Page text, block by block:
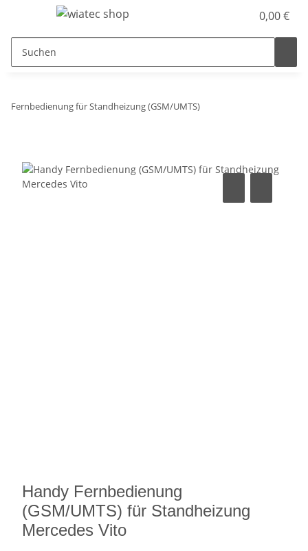
0,00 €
Fernbedienung für Standheizung (GSM/UMTS)
Handy Fernbedienung
(GSM/UMTS) für Standheizung
Mercedes Vito